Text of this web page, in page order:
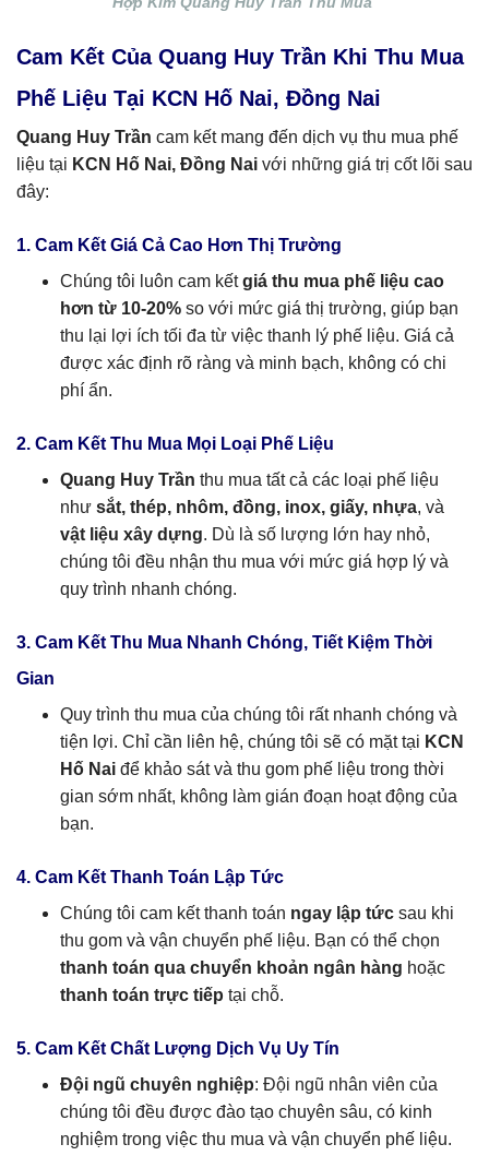
Cam Kết Của Quang Huy Trần Khi Thu Mua
Phế Liệu Tại KCN Hố Nai, Đồng Nai
Quang Huy Trần cam kết mang đến dịch vụ thu mua phế
liệu tại KCN Hố Nai, Đồng Nai với những giá trị cốt lõi sau
đây:
1. Cam Kết Giá Cả Cao Hơn Thị Trường
Chúng tôi luôn cam kếtgiá thu mua phế liệu cao
hơn từ 10-20% so với mức giá thị trường, giúp bạn
thu lại lợi ích tối đa từ việc thanh lý phế liệu. Giá cả
được xác định rõ ràng và minh bạch, không có chi
phí ẩn.
2. Cam Kết Thu Mua Mọi Loại Phế Liệu
Quang Huy Trần thu mua tất cả các loại phế liệu
như sắt, thép, nhôm, đồng, inox, giấy, nhựa, và
vật liệu xây dựng. Dù là số lượng lớn hay nhỏ,
chúng tôi đều nhận thu mua với mức giá hợp lý và
quy trình nhanh chóng.
3. Cam Kết Thu Mua Nhanh Chóng, Tiết Kiệm Thời
Gian
Quy trình thu mua của chúng tôi rất nhanh chóng và
tiện lợi. Chỉ cần liên hệ, chúng tôi sẽ có mặt tại KCN
Hố Nai để khảo sát và thu gom phế liệu trong thời
gian sớm nhất, không làm gián đoạn hoạt động của
bạn.
4. Cam Kết Thanh Toán Lập Tức
Chúng tôi cam kết thanh toán ngay lập tức sau khi
thu gom và vận chuyển phế liệu. Bạn có thể chọn
thanh toán qua chuyển khoản ngân hàng hoặc
thanh toán trực tiếp tại chỗ.
5. Cam Kết Chất Lượng Dịch Vụ Uy Tín
Đội ngũ chuyên nghiệp: Đội ngũ nhân viên của
chúng tôi đều được đào tạo chuyên sâu, có kinh
nghiệm trong việc thu mua và vận chuyển phế liệu.